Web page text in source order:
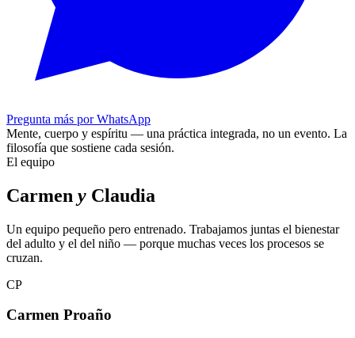
Pregunta más por WhatsApp
Mente, cuerpo y espíritu — una práctica integrada, no un evento. La
filosofía que sostiene cada sesión.
El equipo
Carmen y Claudia
Un equipo pequeño pero entrenado. Trabajamos juntas el bienestar
del adulto y el del niño — porque muchas veces los procesos se
cruzan.
CP
Carmen Proaño